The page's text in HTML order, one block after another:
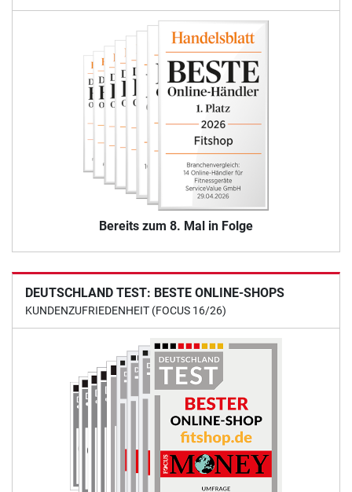
Bereits zum 8. Mal in Folge
DEUTSCHLAND TEST: BESTE ONLINE-SHOPS
KUNDENZUFRIEDENHEIT (FOCUS 16/26)